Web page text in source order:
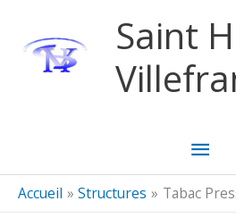
Saint
Menu
Accueil Structures Tabac